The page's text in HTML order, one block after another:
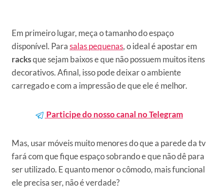
Em primeiro lugar, meça o tamanho do espaço
disponível. Parasalas pequenas, o ideal é apostar em
racksque sejam baixos e que não possuem muitos itens
decorativos. Afinal, isso pode deixar o ambiente
carregado e com a impressão de que ele é melhor.
Participe do nosso canal no Telegram
Mas, usar móveis muito menores do que a parede da tv
fará com que fique espaço sobrando e que não dê para
ser utilizado. E quanto menor o cômodo, mais funcional
ele precisa ser, não é verdade?